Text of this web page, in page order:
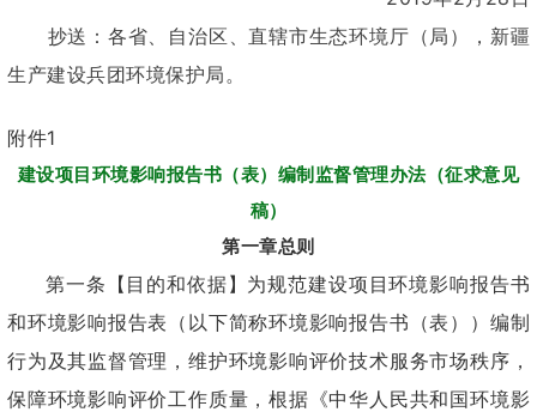
抄送：各省、自治区、直辖市生态环境厅（局），新疆
生产建设兵团环境保护局。
附件1
建设项目环境影响报告书（表）编制监督管理办法（征求意见
稿）
第一章总则
第一条【目的和依据】为规范建设项目环境影响报告书
和环境影响报告表（以下简称环境影响报告书（表））编制
行为及其监督管理，维护环境影响评价技术服务市场秩序，
保障环境影响评价工作质量，根据《中华人民共和国环境影